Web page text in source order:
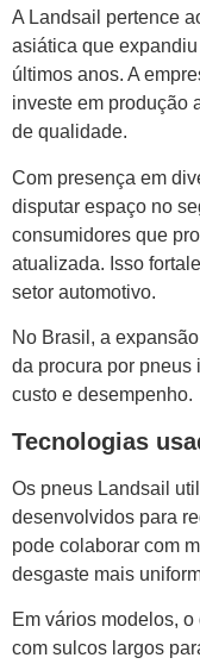
A Landsail pertence
asiática que
últimos anos. A
investe em produção
de qualidade.
Com presença em
disputar espaço no
consumidores que
atualizada. Isso
setor automotivo.
No Brasil, a
da procura por pneus
custo e desempenho.
Tecnologias
Os pneus Landsail
desenvolvidos para
pode colaborar com
desgaste mais
Em vários modelos,
com sulcos largos